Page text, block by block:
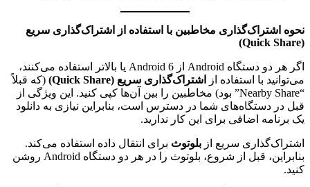
نحوه اشتراک‌گذاری مخاطبین با استفاده از اشتراک‌گذاری سریع
(Quick Share)
اگر هر دو دستگاه Android از Android 6 یا بالاتر استفاده می‌کنند،
می‌توانید با استفاده از
اشتراک‌گذاری سریع (Quick Share)
(که قبلاً
“Nearby Share” بود) مخاطبین را بین آن‌ها کپی کنید. این ویژگی از
قبل در دستگاه‌های شما در دسترس است، بنابراین نیازی به دانلود
یک برنامه اضافی برای این کار ندارید.
اشتراک‌گذاری سریع از بلوتوث برای انتقال داده استفاده می‌کند.
بنابراین، قبل از شروع، بلوتوث را در هر دو دستگاه Android روشن
کنید.